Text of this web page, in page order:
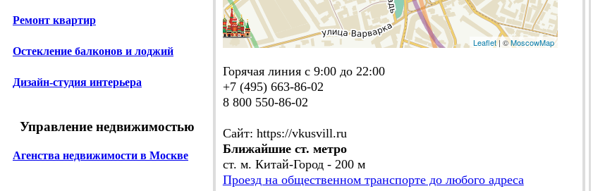
Ремонт квартир
Остекление балконов и лоджий
Дизайн-студия интерьера
Управление недвижимостью
Агенства недвижимости в Москве
Leaflet| ©MoscowMap
Горячая линия с 9:00 до 22:00
+7 (495) 663-86-02
8 800 550-86-02
Сайт: https://vkusvill.ru
Ближайшие ст. метро
ст. м. Китай-Город - 200 м
Проезд на общественном транспорте до любого адреса